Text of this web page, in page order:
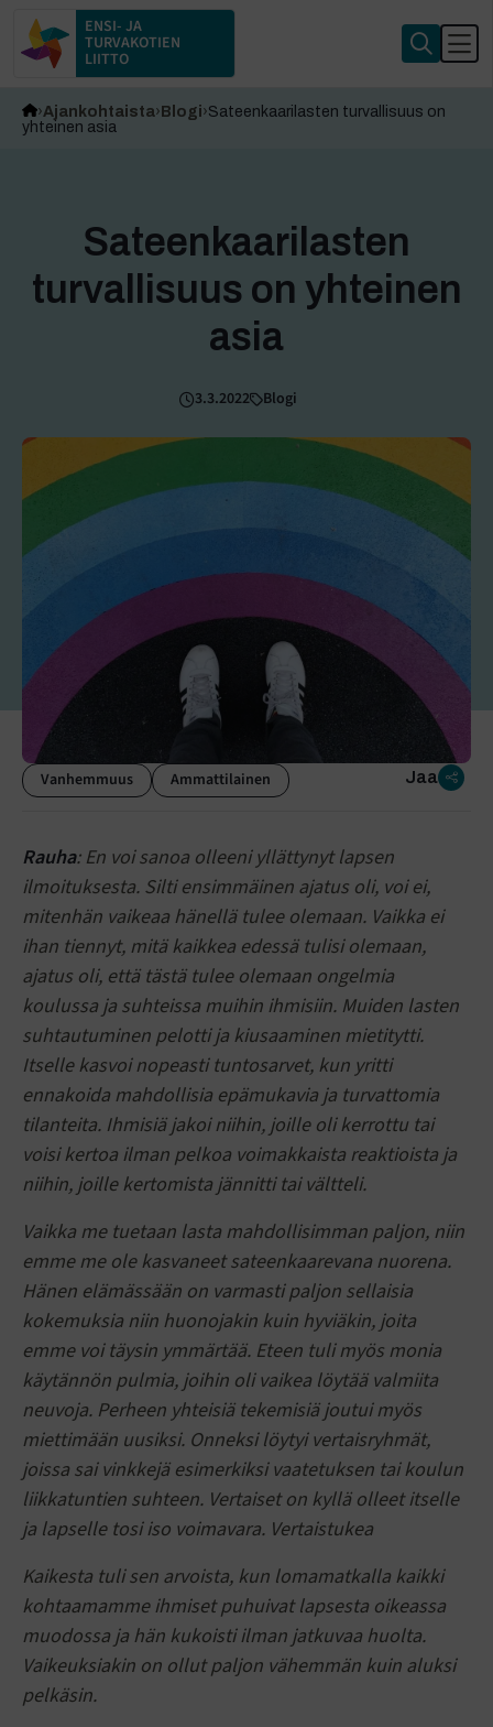
ENSI- JA
TURVAKOTIEN
LIITTO
Ajankohtaista Blogi Sateenkaarilasten turvallisuus on
yhteinen asia
Sateenkaarilasten
turvallisuus on yhteinen
asia
3.3.2022 Blogi
Vanhemmuus Ammattilainen Jaa
Rauha: En voi sanoa olleeni yllättynyt lapsen
ilmoituksesta. Silti ensimmäinen ajatus oli, voi ei,
mitenhän vaikeaa hänellä tulee olemaan. Vaikka ei
ihan tiennyt, mitä kaikkea edessä tulisi olemaan,
ajatus oli, että tästä tulee olemaan ongelmia
koulussa ja suhteissa muihin ihmisiin. Muiden lasten
suhtautuminen pelotti ja kiusaaminen mietitytti.
Itselle kasvoi nopeasti tuntosarvet, kun yritti
ennakoida mahdollisia epämukavia ja turvattomia
tilanteita. Ihmisiä jakoi niihin, joille oli kerrottu tai
voisi kertoa ilman pelkoa voimakkaista reaktioista ja
niihin, joille kertomista jännitti tai vältteli.
Vaikka me tuetaan lasta mahdollisimman paljon, niin
emme me ole kasvaneet sateenkaarevana nuorena.
Hänen elämässään on varmasti paljon sellaisia
kokemuksia niin huonojakin kuin hyviäkin, joita
emme voi täysin ymmärtää. Eteen tuli myös monia
käytännön pulmia, joihin oli vaikea löytää valmiita
neuvoja. Perheen yhteisiä tekemisiä joutui myös
miettimään uusiksi. Onneksi löytyi vertaisryhmät,
joissa sai vinkkejä esimerkiksi vaatetuksen tai koulun
liikkatuntien suhteen. Vertaiset on kyllä olleet itselle
ja lapselle tosi iso voimavara. Vertaistukea
Kaikesta tuli sen arvoista, kun lomamatkalla kaikki
kohtaamamme ihmiset puhuivat lapsesta oikeassa
muodossa ja hän kukoisti ilman jatkuvaa huolta.
Vaikeuksiakin on ollut paljon vähemmän kuin aluksi
pelkäsin.